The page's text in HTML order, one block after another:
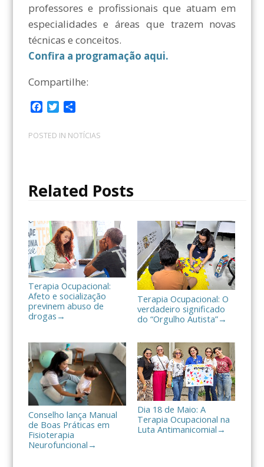
professores e profissionais que atuam em
especialidades e áreas que trazem novas
técnicas e conceitos.
Confira a programação aqui.
Compartilhe:
c
e
k
i
t
m
p
i
a
r
POSTED IN NOTÍCIAS
Related Posts
Terapia Ocupacional:
Afeto e socialização
previnem abuso de
drogas →
Terapia Ocupacional: O
verdadeiro significado
do “Orgulho Autista”→
Conselho lança Manual
de Boas Práticas em
Fisioterapia
Neurofuncional →
Dia 18 de Maio: A
Terapia Ocupacional na
Luta Antimanicomial →